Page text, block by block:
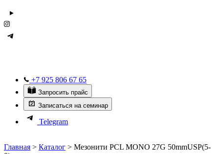
+7 925 806 67 65
Запросить прайс
Записаться на семинар
Telegram
Главная > Каталог > Мезонити PCL MONO 27G 50mmUSP(5-